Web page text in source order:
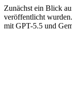
Zunächst ein Blick
veröffentlicht
mit GPT-5.5 und